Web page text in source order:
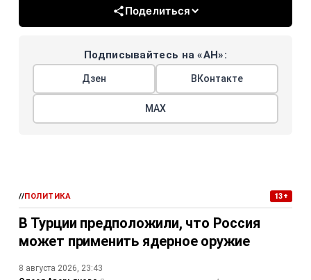
Поделиться
Подписывайтесь на «АН»:
Дзен ВКонтакте
МАХ
//ПОЛИТИКА 13+
В Турции предположили, что Россия
может применить ядерное оружие
8 августа 2026, 23:43